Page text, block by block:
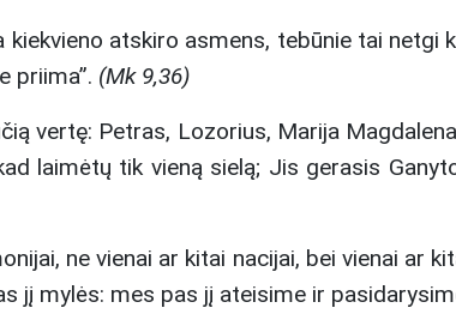
atskiro asmens, tebūnie tai netgi
priima”. (Mk 9,36)
vertę: Petras, Lozorius, Marija
laimėtų tik vieną sielą; Jis gerasis
ne vienai ar kitai nacijai, bei vienai ar
jį mylės: mes pas jį ateisime ir